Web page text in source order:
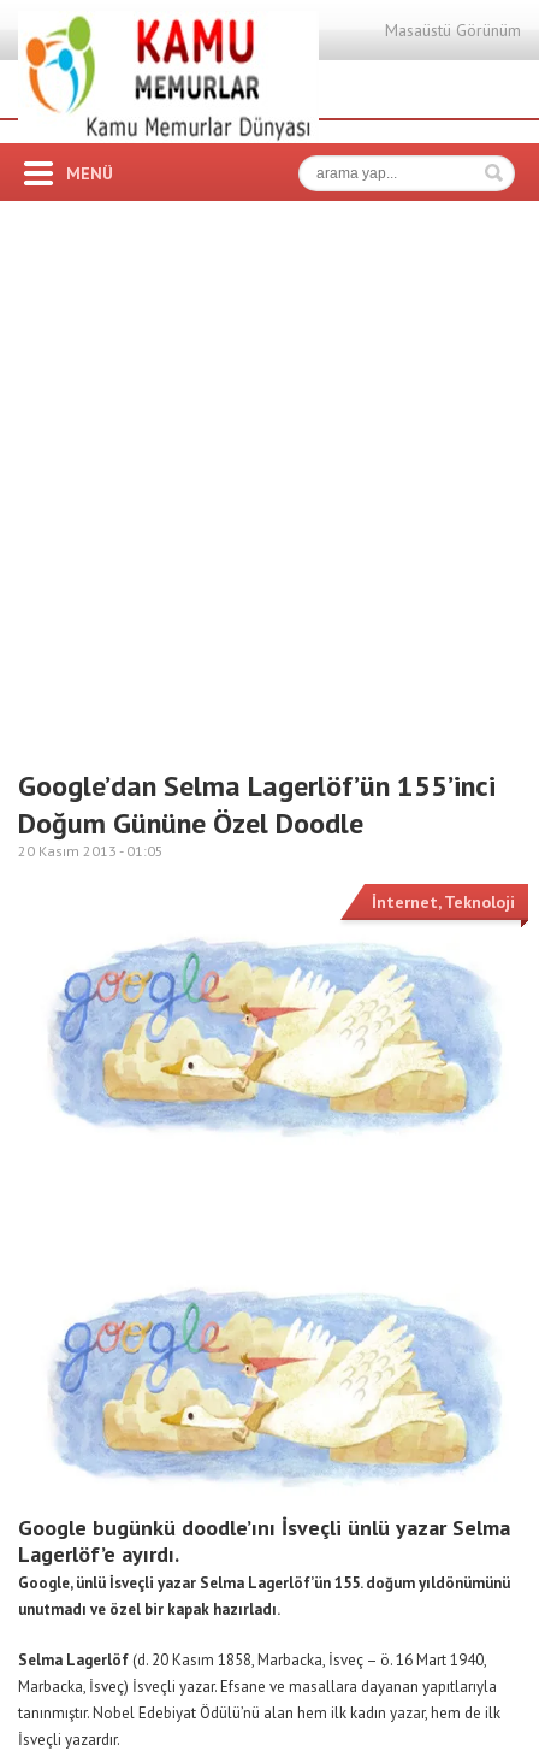
Masaüstü Görünüm
MENÜ
Google’dan Selma Lagerlöf’ün 155’inci
Doğum Gününe Özel Doodle
20 Kasım 2013 - 01:05
İnternet,Teknoloji
Google bugünkü doodle’ını İsveçli ünlü yazar Selma
Lagerlöf’e ayırdı.
Google, ünlü İsveçli yazar Selma Lagerlöf’ün 155. doğum yıldönümünü
unutmadı ve özel bir kapak hazırladı.
Selma Lagerlöf (d. 20 Kasım 1858, Marbacka, İsveç – ö. 16 Mart 1940,
Marbacka, İsveç) İsveçli yazar. Efsane ve masallara dayanan yapıtlarıyla
tanınmıştır. Nobel Edebiyat Ödülü’nü alan hem ilk kadın yazar, hem de ilk
İsveçli yazardır.